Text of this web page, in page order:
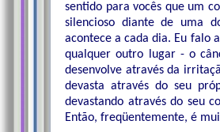
sentido para vocês que um
silencioso diante de uma
acontece a cada dia. Eu falo
qualquer outro lugar - o
desenvolve através da
devasta através do seu
devastando através do seu
Então, freqüentemente, é